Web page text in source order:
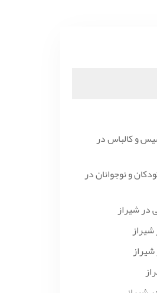
و کالباس در
و نوجوانان در